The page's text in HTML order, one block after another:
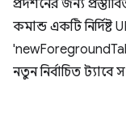
প্রদর্শনের জন্য
কমান্ড একটি
নতুন নির্বাচিত